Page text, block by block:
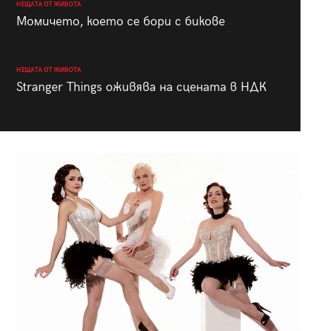
НЕЩАТА ОТ ЖИВОТА
Момичето, което се бори с бикове
НЕЩАТА ОТ ЖИВОТА
Stranger Things оживява на сцената в НДК